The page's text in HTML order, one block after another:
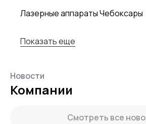
Лазерные аппараты Чебоксары
Показать еще
Новости
Компании
Смотреть все